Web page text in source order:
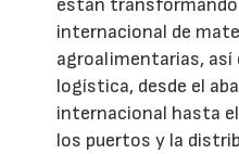
están
internacional de
agroalimentarias, así
logística, desde el
internacional hasta
los puertos y la